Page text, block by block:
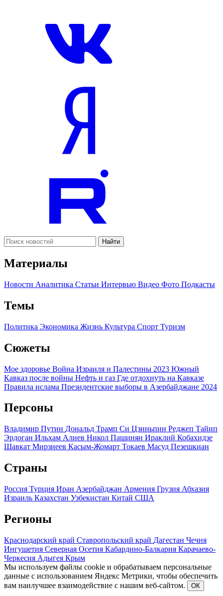
Найти
Материалы
Новости Аналитика Статьи Интервью Видео Фото Подкасты
Темы
Политика Экономика Жизнь Культура Спорт Туризм
Сюжеты
Мое здоровье Война Израиля и Палестины 2023 Южный
Кавказ после войны Нефть и газ Где отдохнуть на Кавказе
Правила ислама Президентские выборы в Азербайджане 2024
Персоны
Владимир Путин Дональд Трамп Си Цзиньпин Реджеп Тайип
Эрдоган Ильхам Алиев Никол Пашинян Ираклий Кобахидзе
Шавкат Мирзиеев Касым-Жомарт Токаев Масуд Пезешкиан
Страны
Россия Турция Иран Азербайджан Армения Грузия Абхазия
Израиль Казахстан Узбекистан Китай США
Регионы
Краснодарский край Ставропольский край Дагестан Чечня
Ингушетия Северная Осетия Кабардино-Балкария Карачаево-
Черкесия Адыгея Крым
Мы используем файлы cookie и обрабатываем персональные
данные с использованием Яндекс Метрики, чтобы обеспечить
вам наилучшее взаимодействие с нашим веб-сайтом.
ОК